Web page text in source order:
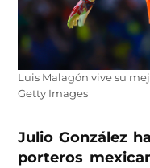
Luis Malagón vive su
Getty Images
Julio González
porteros